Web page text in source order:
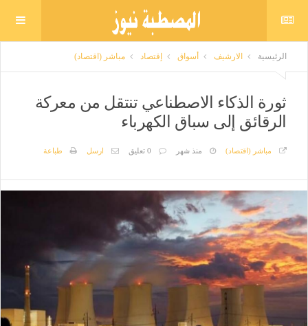
الرئيسية الارشيف أسواق إقتصاد مباشر (اقتصاد)
ثورة الذكاء الاصطناعي تنتقل من معركة
الرقائق إلى سباق الكهرباء
مباشر (اقتصاد) منذ شهر 0 تعليق ارسل طباعة